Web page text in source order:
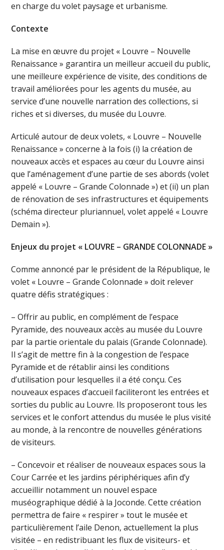
en charge du volet paysage et urbanisme.
Contexte
La mise en œuvre du projet « Louvre – Nouvelle
Renaissance » garantira un meilleur accueil du public,
une meilleure expérience de visite, des conditions de
travail améliorées pour les agents du musée, au
service d’une nouvelle narration des collections, si
riches et si diverses, du musée du Louvre.
Articulé autour de deux volets, « Louvre – Nouvelle
Renaissance » concerne à la fois (i) la création de
nouveaux accès et espaces au cœur du Louvre ainsi
que l’aménagement d’une partie de ses abords (volet
appelé « Louvre – Grande Colonnade ») et (ii) un plan
de rénovation de ses infrastructures et équipements
(schéma directeur pluriannuel, volet appelé « Louvre
Demain »).
Enjeux du projet « LOUVRE – GRANDE COLONNADE »
Comme annoncé par le président de la République, le
volet « Louvre – Grande Colonnade » doit relever
quatre défis stratégiques :
– Offrir au public, en complément de l’espace
Pyramide, des nouveaux accès au musée du Louvre
par la partie orientale du palais (Grande Colonnade).
Il s’agit de mettre fin à la congestion de l’espace
Pyramide et de rétablir ainsi les conditions
d’utilisation pour lesquelles il a été conçu. Ces
nouveaux espaces d’accueil faciliteront les entrées et
sorties du public au Louvre. Ils proposeront tous les
services et le confort attendus du musée le plus visité
au monde, à la rencontre de nouvelles générations
de visiteurs.
– Concevoir et réaliser de nouveaux espaces sous la
Cour Carrée et les jardins périphériques afin d’y
accueillir notamment un nouvel espace
muséographique dédié à la Joconde. Cette création
permettra de faire « respirer » tout le musée et
particulièrement l’aile Denon, actuellement la plus
visitée – en redistribuant les flux de visiteurs- et